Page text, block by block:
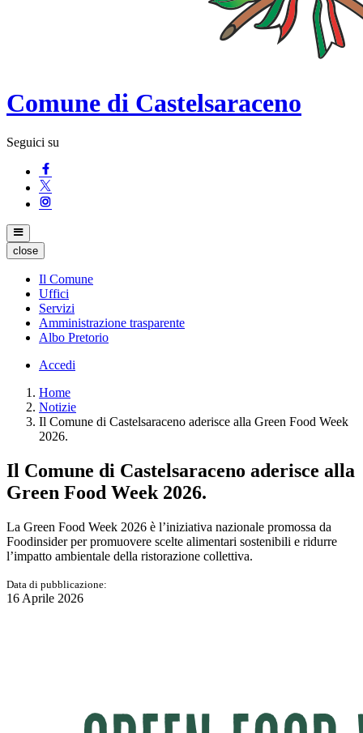
Comune di Castelsaraceno
Seguici su
close
Il Comune
Uffici
Servizi
Amministrazione trasparente
Albo Pretorio
Accedi
Home
Notizie
Il Comune di Castelsaraceno aderisce alla Green Food Week
2026.
Il Comune di Castelsaraceno aderisce alla
Green Food Week 2026.
La Green Food Week 2026 è l’iniziativa nazionale promossa da
Foodinsider per promuovere scelte alimentari sostenibili e ridurre
l’impatto ambientale della ristorazione collettiva.
Data di pubblicazione:
16 Aprile 2026